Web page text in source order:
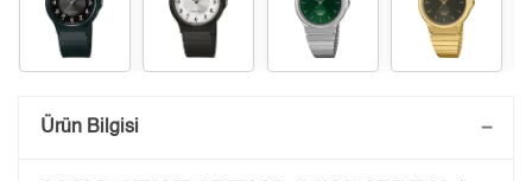
Saatini Kişiselleştir
Ürün Bilgisi